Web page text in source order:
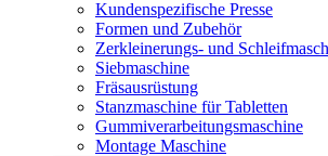
Kundenspezifische Presse
Formen und Zubehör
Zerkleinerungs- und
Siebmaschine
Fräsausrüstung
Stanzmaschine für Tabletten
Gummiverarbeitungsmaschine
Montage Maschine